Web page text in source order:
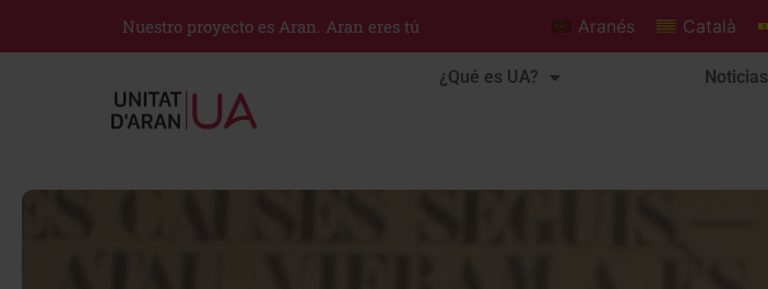
Nuestro proyecto es Aran. Aran eres tú Aranés Català
¿Qué es UA? Noticias